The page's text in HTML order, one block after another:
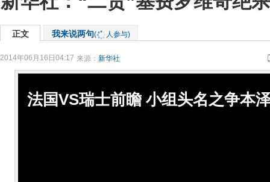
正文 我来说两句( 人参与)
2014年06月16日04:17 来源： 新华社
法国VS瑞士前瞻 小组头名之争本